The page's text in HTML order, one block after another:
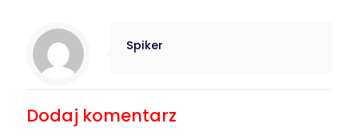
Spiker
Dodaj komentarz